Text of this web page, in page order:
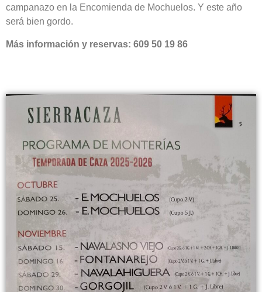
campanazo en la Encomienda de Mochuelos. Y este año
será bien gordo.
Más información y reservas: 609 50 19 86